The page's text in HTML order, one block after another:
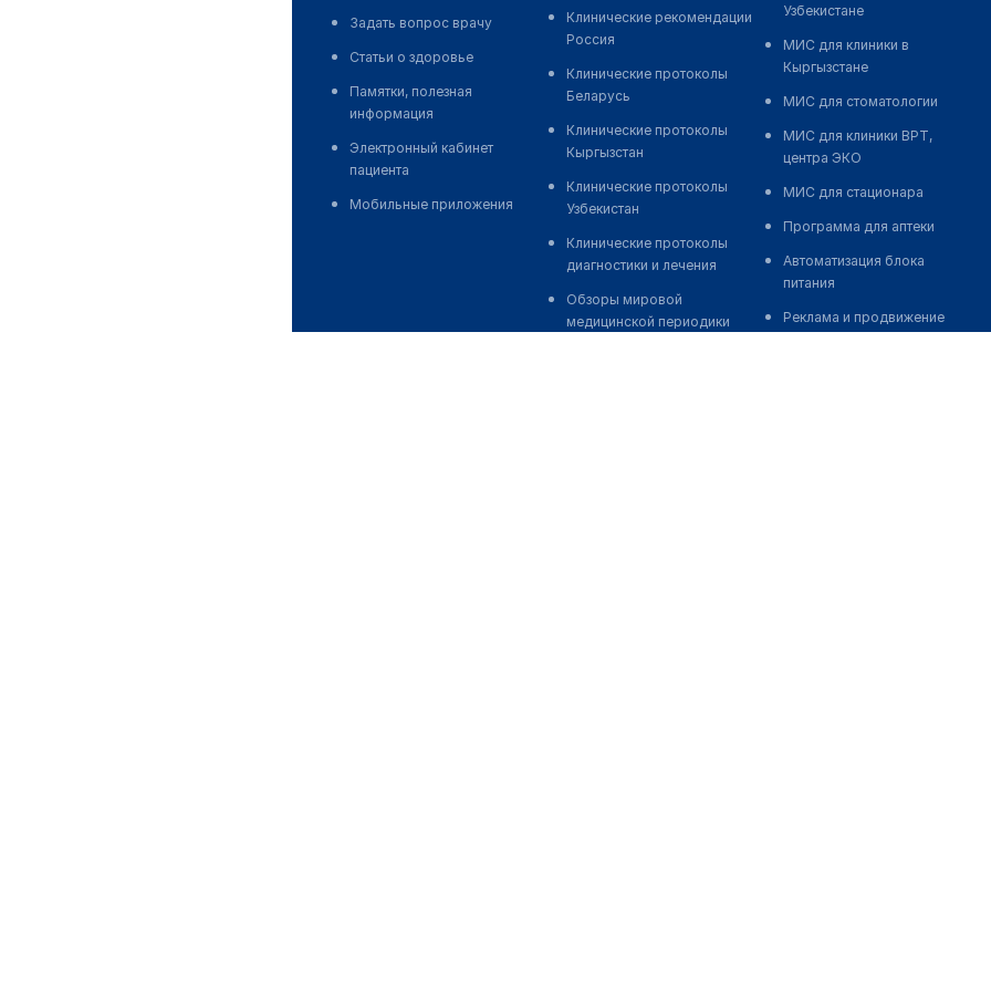
Задать вопрос врачу
Статьи о здоровье
Памятки, полезная
информация
Электронный кабинет
пациента
Мобильные приложения
Клинические рекомендации
Россия
Клинические протоколы
Беларусь
Клинические протоколы
Кыргызстан
Клинические протоколы
Узбекистан
Клинические протоколы
диагностики и лечения
Обзоры мировой
медицинской периодики
Узбекистане
МИС для клиники в
Кыргызстане
МИС для стоматологии
МИС для клиники ВРТ,
центра ЭКО
МИС для стационара
Программа для аптеки
Автоматизация блока
питания
Реклама и продвижение